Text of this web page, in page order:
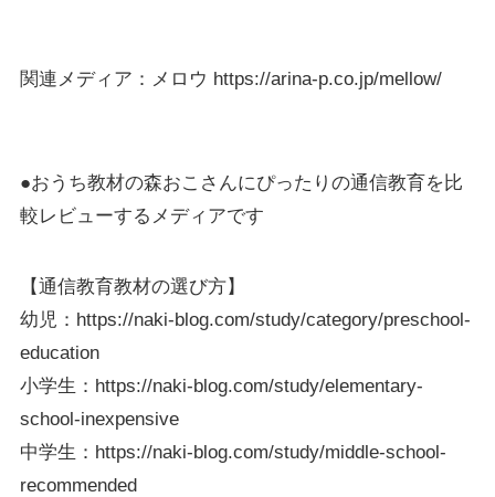
関連メディア：メロウ https://arina-p.co.jp/mellow/
●おうち教材の森おこさんにぴったりの通信教育を比
較レビューするメディアです
【通信教育教材の選び方】
幼児：https://naki-blog.com/study/category/preschool-
education
小学生：https://naki-blog.com/study/elementary-
school-inexpensive
中学生：https://naki-blog.com/study/middle-school-
recommended